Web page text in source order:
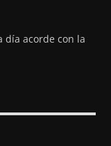
día acorde con la